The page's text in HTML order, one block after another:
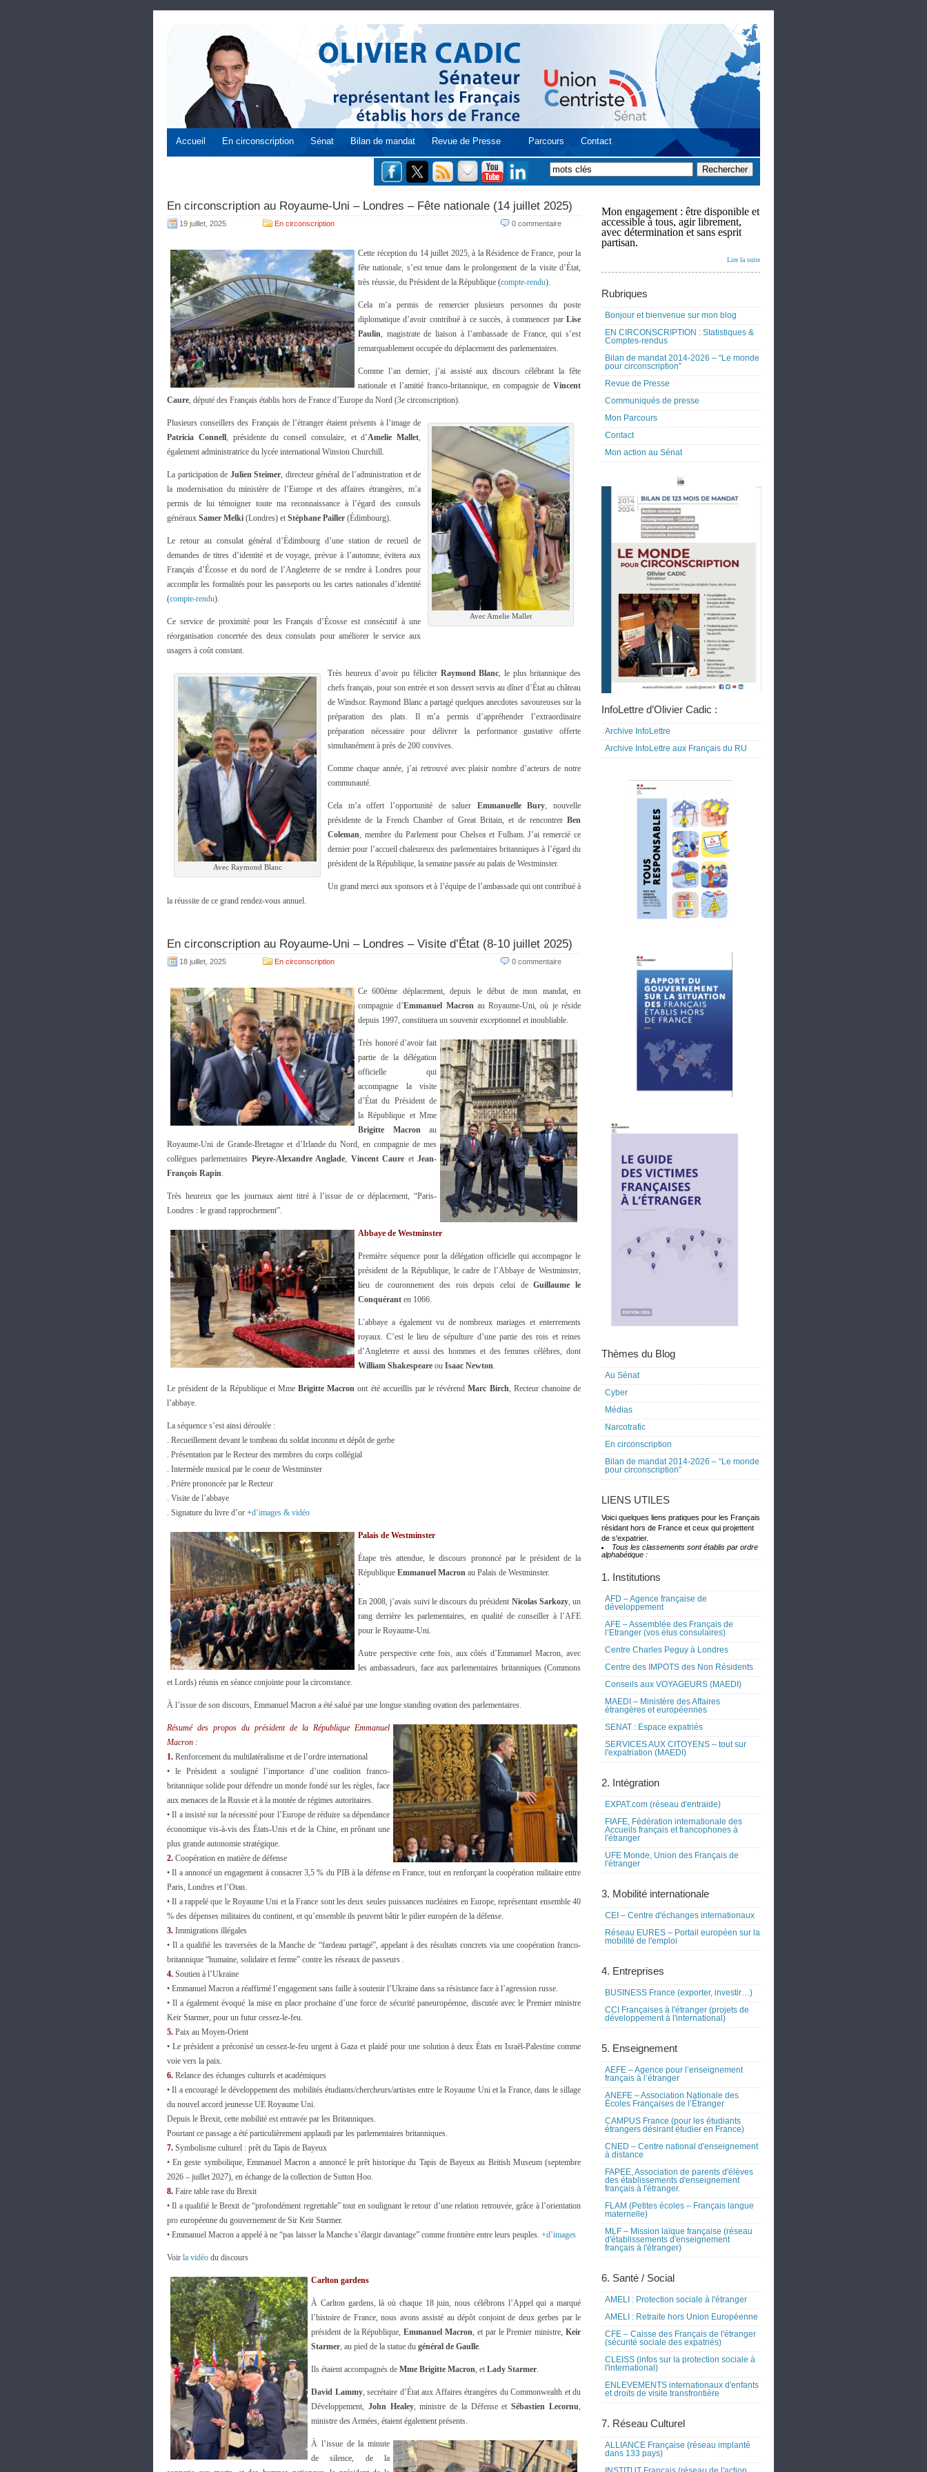
Accueil En circonscription Sénat Bilan de mandat Revue de Presse Parcours Contact
En circonscription au Royaume-Uni – Londres – Fête nationale (14 juillet 2025)
19 juillet, 2025 En circonscription 0 commentaire
Cette réception du 14 juillet 2025, à la Résidence de France, pour la
fête nationale, s’est tenue dans le prolongement de la visite d’État,
très réussie, du Président de la République (compte-rendu).
Cela m’a permis de remercier plusieurs personnes du poste
diplomatique d’avoir contribué à ce succès, à commencer par Lise
Paulin, magistrate de liaison à l’ambassade de France, qui s’est
remarquablement occupée du déplacement des parlementaires.
Comme l’an dernier, j’ai assisté aux discours célébrant la fête
nationale et l’amitié franco-britannique, en compagnie de Vincent
Caure, député des Français établis hors de France d’Europe du Nord (3e circonscription).
Avec Amelie Mallet
Plusieurs conseillers des Français de l’étranger étaient présents à l’image de
Patricia Connell, présidente du conseil consulaire, et d’Amelie Mallet,
également administratrice du lycée international Winston Churchill.
La participation de Julien Steimer, directeur général de l’administration et de
la modernisation du ministère de l’Europe et des affaires étrangères, m’a
permis de lui témoigner toute ma reconnaissance à l’égard des consuls
généraux Samer Melki (Londres) et Stéphane Pailler (Édimbourg).
Le retour au consulat général d’Édimbourg d’une station de recueil de
demandes de titres d’identité et de voyage, prévue à l’automne, évitera aux
Français d’Écosse et du nord de l’Angleterre de se rendre à Londres pour
accomplir les formalités pour les passeports ou les cartes nationales d’identité
(compte-rendu).
Ce service de proximité pour les Français d’Écosse est consécutif à une
réorganisation concertée des deux consulats pour améliorer le service aux
usagers à coût constant.
Avec Raymond Blanc
Très heureux d’avoir pu féliciter Raymond Blanc, le plus britannique des
chefs français, pour son entrée et son dessert servis au dîner d’État au château
de Windsor. Raymond Blanc a partagé quelques anecdotes savoureuses sur la
préparation des plats. Il m’a permis d’appréhender l’extraordinaire
préparation nécessaire pour délivrer la performance gustative offerte
simultanément à près de 200 convives.
Comme chaque année, j’ai retrouvé avec plaisir nombre d’acteurs de notre
communauté.
Cela m’a offert l’opportunité de saluer Emmanuelle Bury, nouvelle
présidente de la French Chamber of Great Britain, et de rencontrer Ben
Coleman, membre du Parlement pour Chelsea et Fulham. J’ai remercié ce
dernier pour l’accueil chaleureux des parlementaires britanniques à l’égard du
président de la République, la semaine passée au palais de Westminster.
Un grand merci aux sponsors et à l’équipe de l’ambassade qui ont contribué à
la réussite de ce grand rendez-vous annuel.
En circonscription au Royaume-Uni – Londres – Visite d’État (8-10 juillet 2025)
18 juillet, 2025 En circonscription 0 commentaire
Ce 600ème déplacement, depuis le début de mon mandat, en
compagnie d’Emmanuel Macronau Royaume-Uni, où je réside
depuis 1997, constituera un souvenir exceptionnel et inoubliable.
Très honoré d’avoir fait
partie de la délégation
officielle qui
accompagne la visite
d’État du Président de
la République et Mme
Brigitte Macronau
Royaume-Uni de Grande-Bretagne et d’Irlande du Nord, en compagnie de mes
collègues parlementaires Pieyre-Alexandre Anglade, Vincent Caure etJean-
François Rapin.
Très heureux que les journaux aient titré à l’issue de ce déplacement, “Paris-
Londres : le grand rapprochement”.
Abbaye de Westminster
Première séquence pour la délégation officielle qui accompagne le
président de la République, le cadre de l’Abbaye de Westminster,
lieu de couronnement des rois depuis celui deGuillaume le
Conquérant en 1066.
L’abbaye a également vu de nombreux mariages et enterrements
royaux. C’est le lieu de sépulture d’une partie des rois et reines
d’Angleterre et aussi des hommes et des femmes célèbres, dont
William Shakespeare ou Isaac Newton.
Le président de la République et MmeBrigitte Macron ont été accueillis par le révérendMarc Birch, Recteur chanoine de
l’abbaye.
La séquence s’est ainsi déroulée :
. Recueillement devant le tombeau du soldat inconnu et dépôt de gerbe
. Présentation par le Recteur des membres du corps collégial
. Intermède musical par le coeur de Westminster
. Prière prononcée par le Recteur
. Visite de l’abbaye
. Signature du livre d’or +d’images & vidéo
Palais de Westminster
Étape très attendue, le discours prononcé par le président de la
République Emmanuel Macron au Palais de Westminster.
`
En 2008, j’avais suivi le discours du président Nicolas Sarkozy, un
rang derrière les parlementaires, en qualité de conseiller à l’AFE
pour le Royaume-Uni.
Autre perspective cette fois, aux côtés d’Emmanuel Macron, avec
les ambassadeurs, face aux parlementaires britanniques (Commons
et Lords) réunis en séance conjointe pour la circonstance.
À l’issue de son discours, Emmanuel Macron a été salué par une longue standing ovation des parlementaires.
Résumé des propos du président de la République Emmanuel
Macron :
1. Renforcement du multilatéralisme et de l’ordre international
• le Président a souligné l’importance d’une coalition franco-
britannique solide pour défendre un monde fondé sur les règles, face
aux menaces de la Russie et à la montée de régimes autoritaires.
• Il a insisté sur la nécessité pour l’Europe de réduire sa dépendance
économique vis-à-vis des États-Unis et de la Chine, en prônant une
plus grande autonomie stratégique.
2. Coopération en matière de défense
• Il a annoncé un engagement à consacrer 3,5 % du PIB à la défense en France, tout en renforçant la coopération militaire entre
Paris, Londres et l’Otan.
• Il a rappelé que le Royaume Uni et la France sont les deux seules puissances nucléaires en Europe, représentant ensemble 40
% des dépenses militaires du continent, et qu’ensemble ils peuvent bâtir le pilier européen de la défense.
3. Immigrations illégales
• Il a qualifié les traversées de la Manche de “fardeau partagé”, appelant à des résultats concrets via une coopération franco-
britannique “humaine, solidaire et ferme” contre les réseaux de passeurs .
4. Soutien à l’Ukraine
• Emmanuel Macron a réaffirmé l’engagement sans faille à soutenir l’Ukraine dans sa résistance face à l’agression russe.
• Il a également évoqué la mise en place prochaine d’une force de sécurité paneuropéenne, discutée avec le Premier ministre
Keir Starmer, pour un futur cessez-le-feu.
5. Paix au Moyen-Orient
• Le président a préconisé un cessez-le-feu urgent à Gaza et plaidé pour une solution à deux États en Israël-Palestine comme
voie vers la paix.
6. Relance des échanges culturels et académiques
• Il a encouragé le développement des mobilités étudiants/chercheurs/artistes entre le Royaume Uni et la France, dans le sillage
du nouvel accord jeunesse UE Royaume Uni.
Depuis le Brexit, cette mobilité est entravée par les Britanniques.
Pourtant ce passage a été particulièrement applaudi par les parlementaires britanniques.
7. Symbolisme culturel : prêt du Tapis de Bayeux
• En geste symbolique, Emmanuel Macron a annoncé le prêt historique du Tapis de Bayeux au British Museum (septembre
2026 – juillet 2027), en échange de la collection de Sutton Hoo.
8. Faire table rase du Brexit
• Il a qualifié le Brexit de “profondément regrettable” tout en soulignant le retour d’une relation retrouvée, grâce à l’orientation
pro européenne du gouvernement de Sir Keir Starmer.
• Emmanuel Macron a appelé à ne “pas laisser la Manche s’élargir davantage” comme frontière entre leurs peuples. +d’images
Voir la vidéo du discours
Carlton gardens
À Carlton gardens, là où chaque 18 juin, nous célébrons l’Appel qui a marqué
l’histoire de France, nous avons assisté au dépôt conjoint de deux gerbes par le
président de la République,Emmanuel Macron, et par le Premier ministre,Keir
Starmer, au pied de la statue du général de Gaulle.
Ils étaient accompagnés de Mme Brigitte Macron, et Lady Starmer.
David Lammy, secrétaire d’État aux Affaires étrangères du Commonwealth et du
Développement, John Healey, ministre de la Défense etSébastien Lecornu,
ministre des Armées, étaient également présents.
À l’issue de la minute
de silence, de la
Mon engagement : être disponible et
accessible à tous, agir librement,
avec détermination et sans esprit
partisan.
Lire la suite
Rubriques
Bonjour et bienvenue sur mon blog
EN CIRCONSCRIPTION : Statistiques &
Comptes-rendus
Bilan de mandat 2014-2026 – “Le monde
pour circonscription”
Revue de Presse
Communiqués de presse
Mon Parcours
Contact
Mon action au Sénat
InfoLettre d’Olivier Cadic :
Archive InfoLettre
Archive InfoLettre aux Français du RU
Thèmes du Blog
Au Sénat
Cyber
Médias
Narcotrafic
En circonscription
Bilan de mandat 2014-2026 – “Le monde
pour circonscription”
LIENS UTILES
Voici quelques liens pratiques pour les Français
résidant hors de France et ceux qui projettent
de s'expatrier.
Tous les classements sont établis par ordre
alphabétique :
1. Institutions
AFD – Agence française de
développement
AFE – Assemblée des Français de
l’Etranger (vos élus consulaires)
Centre Charles Peguy à Londres
Centre des IMPOTS des Non Résidents
Conseils aux VOYAGEURS (MAEDI)
MAEDI – Ministère des Affaires
étrangères et européennes
SENAT : Espace expatriés
SERVICES AUX CITOYENS – tout sur
l'expatriation (MAEDI)
2. Intégration
EXPAT.com (réseau d'entraide)
FIAFE, Fédération internationale des
Accueils français et francophones à
l'étranger
UFE Monde, Union des Français de
l'étranger
3. Mobilité internationale
CEI – Centre d'échanges internationaux
Réseau EURES – Portail européen sur la
mobilité de l'emploi
4. Entreprises
BUSINESS France (exporter, investir…)
CCI Françaises à l'étranger (projets de
développement à l'international)
5. Enseignement
AEFE – Agence pour l’enseignement
français à l’étranger
ANEFE – Association Nationale des
Écoles Françaises de l’Étranger
CAMPUS France (pour les étudiants
étrangers désirant étudier en France)
CNED – Centre national d'enseignement
à distance
FAPEE, Association de parents d'élèves
des établissements d'enseignement
français à l'étranger.
FLAM (Petites écoles – Français langue
maternelle)
MLF – Mission laïque française (réseau
d'établissements d'enseignement
français à l'étranger)
6. Santé / Social
AMELI : Protection sociale à l'étranger
AMELI : Retraite hors Union Européenne
CFE – Caisse des Français de l'étranger
(sécurité sociale des expatriés)
CLEISS (infos sur la protection sociale à
l'international)
ENLEVEMENTS internationaux d'enfants
et droits de visite transfrontière
7. Réseau Culturel
ALLIANCE Française (réseau implanté
dans 133 pays)